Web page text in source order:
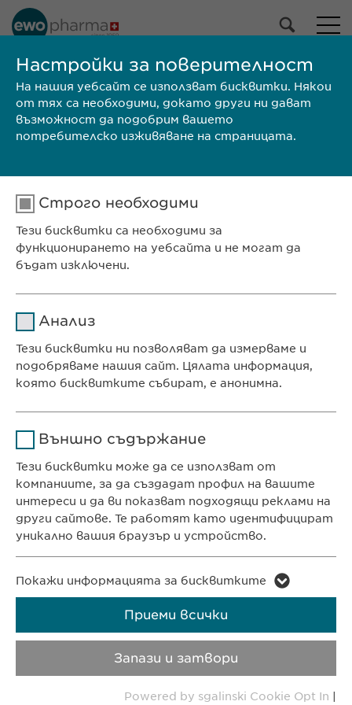
ТЪРСЕНЕ
ул. „Пирински проход“ 24
КОНТАКТ
Телефон: +359 2 962 12 00
e-mail:info@ewopharma.bg
ПОЛИТИКА ЗА
ПОВЕРИТЕЛНОСТ
ПОЛИТИКА НА
БИСКВИТКИТЕ
Авторски права VPOIS
Copyright © Ewopharma AG
Настройки за поверителност
На нашия уебсайт се използват бисквитки. Някои
от тях са необходими, докато други ни дават
възможност да подобрим вашето
потребителско изживяване на страницата.
Строго необходими
Тези бисквитки са необходими за
функционирането на уебсайта и не могат да
бъдат изключени.
Продължителност 1 година
Цел
Съхранява състоянието
бисквитките на
потребителите.
Анализ
Тези бисквитки ни позволяват да измерваме и
подобряваме нашия сайт. Цялата информация,
която бисквитките събират, е анонимна.
Продължителност 1 day
Цел Generates statistical data.
Външно съдържание
Тези бисквитки може да се използват от
компаниите, за да създадат профил на вашите
интереси и да ви показват подходящи реклами на
други сайтове. Те работят като идентифицират
уникално вашия браузър и устройство.
Име LinkedIn
LinkedIn
използването на
Покажи информацията за бисквитките
Запази и затвори
Приеми всички
Powered by sgalinski Cookie Opt In